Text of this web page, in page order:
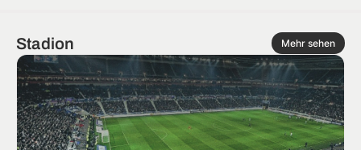
Stadion Mehr sehen